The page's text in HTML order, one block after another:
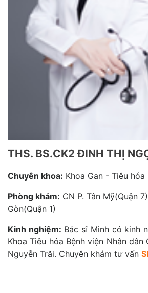
THS. BS.CK2 ĐINH THỊ
Chuyên khoa: Khoa Gan - Tiêu hóa
Phòng khám: CN P. Tân Mỹ(Quận
Gòn(Quận 1)
Kinh nghiệm: Bác sĩ Minh có kinh
Khoa Tiêu hóa Bệnh viện Nhân dân
Nguyễn Trãi. Chuyên khám tư vấn